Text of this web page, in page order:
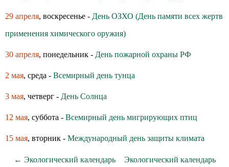
29 апреля, воскресенье - День ОЗХО (День памяти всех жертв
применения химического оружия)
30 апреля, понедельник - День пожарной охраны РФ
2 мая, среда - Всемирный день тунца
3 мая, четверг - День Солнца
12 мая, суббота - Всемирный день мигрирующих птиц
15 мая, вторник - Международный день защиты климата
← Экологический календарь
Экологический календарь